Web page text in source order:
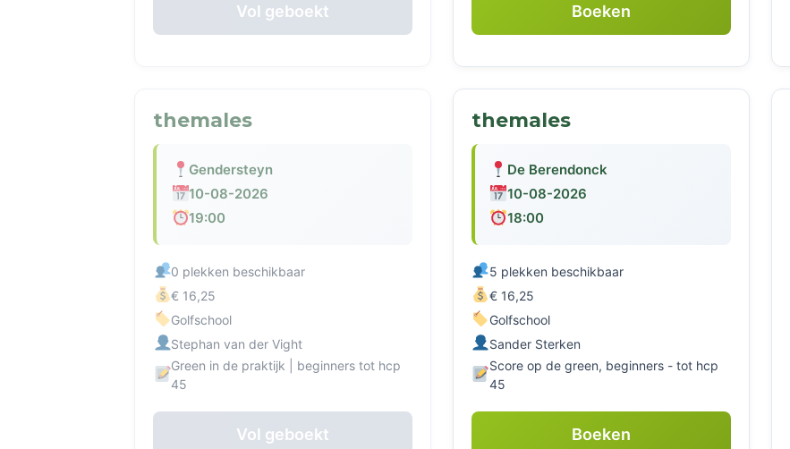
Vol geboekt Boeken
themales
Gendersteyn
10-08-2026
19:00
0 plekken beschikbaar
€ 16,25
Golfschool
Stephan van der Vight
Green in de praktijk | beginners tot hcp
45
Vol geboekt
themales
De Berendonck
10-08-2026
18:00
5 plekken beschikbaar
€ 16,25
Golfschool
Sander Sterken
Score op de green, beginners - tot hcp
45
Boeken